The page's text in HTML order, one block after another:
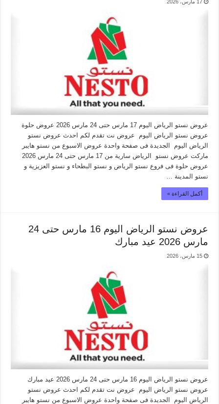
17 مارس، 2026
عروض نستو الرياض اليوم 17 مارس حتى 24 مارس 2026 عروض حلوة
عروض نستو الرياض اليوم عروض نت تقدم لكم احدث عروض نستو
الرياض اليوم الجديدة فى صفحة واحدة عروض الاسبوع من نستو هايبر
ماركت عروض نستو الرياض سارية من 17 مارس حتى 24 مارس 2026
عروض حلوة فى فروع نستو الرياض و نستو البطحاء و نستو العزيزية و
نستو المدينة …
أكمل القراءة »
عروض نستو الرياض اليوم 16 مارس حتى 24
مارس 2026 عيد مبارك
15 مارس، 2026
عروض نستو الرياض اليوم 16 مارس حتى 24 مارس 2026 عيد مبارك
عروض نستو الرياض اليوم عروض نت تقدم لكم احدث عروض نستو
الرياض اليوم الجديدة فى صفحة واحدة عروض الاسبوع من نستو هايبر